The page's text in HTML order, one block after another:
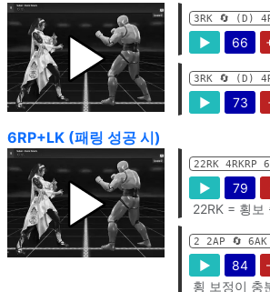
3RK 🔄️ (D)
▶ 66
3RK 🔄️ (D)
▶ 73
6RP+LK (패링 성공 시)
22RK
▶ 79
22RK = 횡보
2 2AP 🔄️
▶ 84
횡 보정이 충